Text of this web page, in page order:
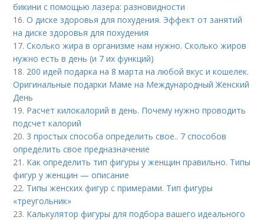
бикини с помощью лазера: разновидности
16.О диске здоровья для похудения. Эффект от занятий
на диске здоровья для похудения
17.Сколько жира в организме нам нужно. Сколько жиров
нужно есть в день (и 7 их функций)
18. 200 идей подарка на 8 марта на любой вкус и кошелек.
Оригинальные подарки Маме на Международный Женский
День
19. Расчет килокалорий в день. Почему нужно проводить
подсчет калорий
20. 3 простых способа определить свое.. 7 способов
определить свое предназначение
21. Как определить тип фигуры у женщин правильно. Типы
фигур у женщин — описание
22. Типы женских фигур с примерами. Тип фигуры
«треугольник»
23. Калькулятор фигуры для подбора вашего идеального